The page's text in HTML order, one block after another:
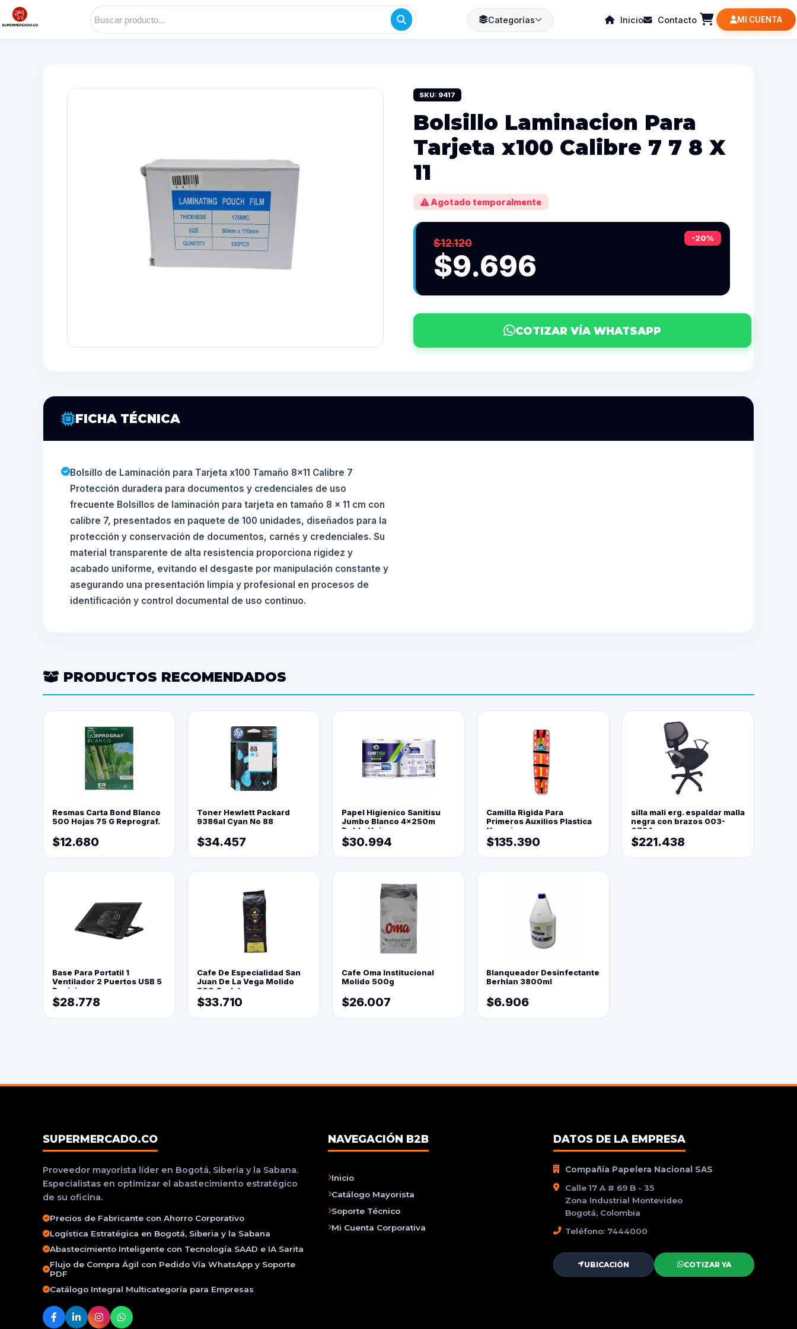
Categorías Inicio Contacto MI CUENTA
SKU: 9417
Bolsillo Laminacion Para
Tarjeta x100 Calibre 7 7 8 X
11
Agotado temporalmente
-20%
$12.120
$9.696
COTIZAR VÍA WHATSAPP
FICHA TÉCNICA
Bolsillo de Laminación para Tarjeta x100 Tamaño 8x11 Calibre 7
Protección duradera para documentos y credenciales de uso
frecuente Bolsillos de laminación para tarjeta en tamaño 8 x 11 cm con
calibre 7, presentados en paquete de 100 unidades, diseñados para la
protección y conservación de documentos, carnés y credenciales. Su
material transparente de alta resistencia proporciona rigidez y
acabado uniforme, evitando el desgaste por manipulación constante y
asegurando una presentación limpia y profesional en procesos de
identificación y control documental de uso continuo.
PRODUCTOS RECOMENDADOS
Resmas Carta Bond Blanco
500 Hojas 75 G Reprograf.
$12.680
Toner Hewlett Packard
9386al Cyan No 88
$34.457
Papel Higienico Sanitisu
Jumbo Blanco 4x250m
Doble Hoja
$30.994
Camilla Rigida Para
Primeros Auxilios Plastica
Naranja
$135.390
silla mali erg. espaldar malla
negra con brazos 003-
0794
$221.438
Base Para Portatil 1
Ventilador 2 Puertos USB 5
Posiciones
$28.778
Cafe De Especialidad San
Juan De La Vega Molido
500 Grs(=)
$33.710
Cafe Oma Institucional
Molido 500g
$26.007
Blanqueador Desinfectante
Berhlan 3800ml
$6.906
SUPERMERCADO.CO
Proveedor mayorista líder en Bogotá, Siberia y la Sabana.
Especialistas en optimizar el abastecimiento estratégico
de su oficina.
Precios de Fabricante con Ahorro Corporativo
Logística Estratégica en Bogotá, Siberia y la Sabana
Abastecimiento Inteligente con Tecnología SAAD e IA Sarita
Flujo de Compra Ágil con Pedido Vía WhatsApp y Soporte
PDF
Catálogo Integral Multicategoría para Empresas
NAVEGACIÓN B2B
Inicio
Catálogo Mayorista
Soporte Técnico
Mi Cuenta Corporativa
DATOS DE LA EMPRESA
Compañía Papelera Nacional SAS
Calle 17 A # 69 B - 35
Zona Industrial Montevideo
Bogotá, Colombia
Teléfono: 7444000
UBICACIÓN COTIZAR YA